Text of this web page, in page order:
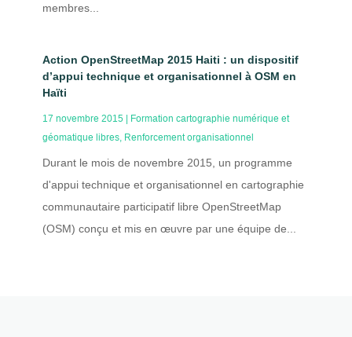
membres...
Action OpenStreetMap 2015 Haiti : un dispositif
d’appui technique et organisationnel à OSM en
Haïti
17 novembre 2015
Formation cartographie numérique et
géomatique libres, Renforcement organisationnel
Durant le mois de novembre 2015, un programme
d'appui technique et organisationnel en cartographie
communautaire participatif libre OpenStreetMap
(OSM) conçu et mis en œuvre par une équipe de...